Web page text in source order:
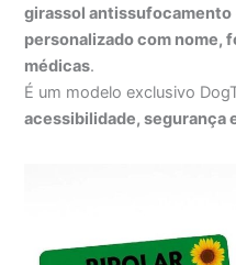
girassol antissufocamento
personalizado com nome,
médicas.
É um modelo exclusivo
acessibilidade, segurança